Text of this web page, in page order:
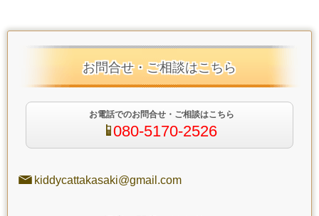
お問合せ・ご相談はこちら
お電話でのお問合せ・ご相談はこちら
080-5170-2526
kiddycattakasaki@gmail.com